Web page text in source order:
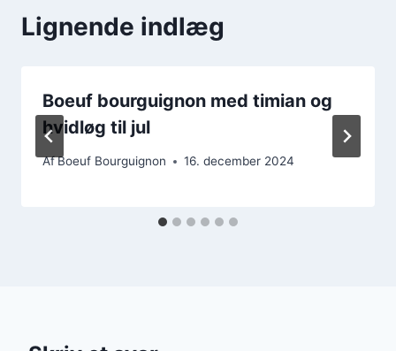
Lignende indlæg
Boeuf bourguignon med timian og
hvidløg til jul
AfBoeuf Bourguignon 16. december 2024